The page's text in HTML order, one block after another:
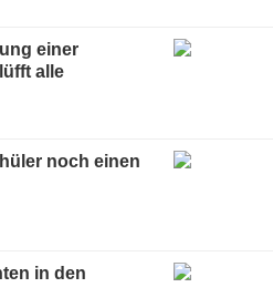
einer
alle
noch einen
in den